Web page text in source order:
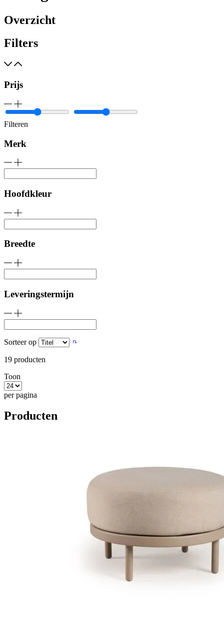
Overzicht
Filters
Prijs
Filteren
Merk
Hoofdkleur
Breedte
Leveringstermijn
Sorteer op
19 producten
Toon
per pagina
Producten